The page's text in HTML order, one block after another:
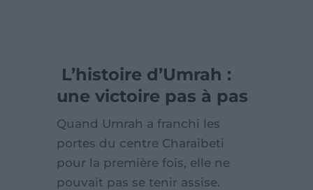
L’histoire d’Umrah :
une victoire pas à pas
Quand Umrah a franchi les
portes du centre Charaibeti
pour la première fois, elle ne
pouvait pas se tenir assise.